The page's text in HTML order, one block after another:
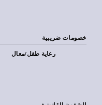
خصومات ضريبية
رعاية طفل/معال